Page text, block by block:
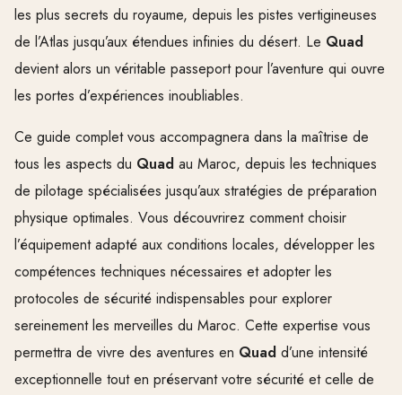
les plus secrets du royaume, depuis les pistes vertigineuses
de l’Atlas jusqu’aux étendues infinies du désert. Le Quad
devient alors un véritable passeport pour l’aventure qui ouvre
les portes d’expériences inoubliables.
Ce guide complet vous accompagnera dans la maîtrise de
tous les aspects du Quad au Maroc, depuis les techniques
de pilotage spécialisées jusqu’aux stratégies de préparation
physique optimales. Vous découvrirez comment choisir
l’équipement adapté aux conditions locales, développer les
compétences techniques nécessaires et adopter les
protocoles de sécurité indispensables pour explorer
sereinement les merveilles du Maroc. Cette expertise vous
permettra de vivre des aventures en Quad d’une intensité
exceptionnelle tout en préservant votre sécurité et celle de